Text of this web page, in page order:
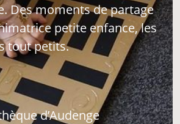
Des moments de partage
petite enfance, les
tout petits.
d’Audenge